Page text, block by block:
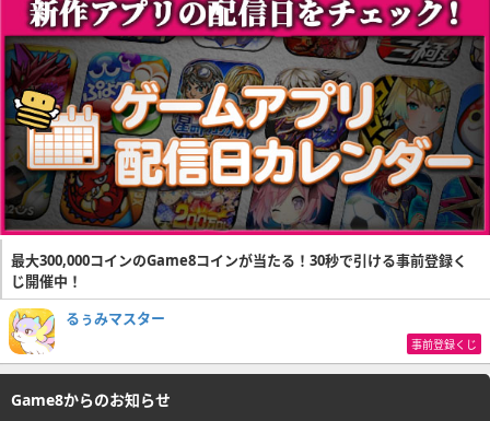
最大300,000コインのGame8コインが当たる！30秒で引ける事前登録く
じ開催中！
るぅみマスター
事前登録くじ
Game8からのお知らせ